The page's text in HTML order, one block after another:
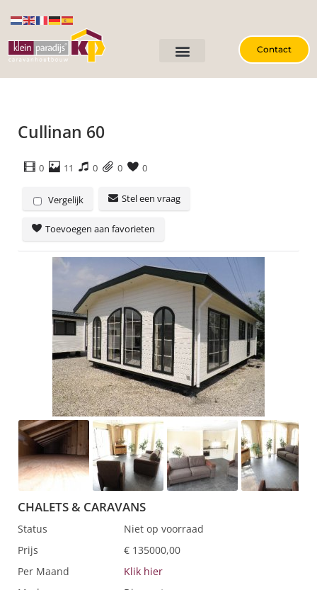
Contact
Cullinan 60
0 11 0 0 0
Vergelijk Stel een vraag
Toevoegen aan favorieten
CHALETS & CARAVANS
Status
Niet op voorraad
Prijs
€ 135000,00
Per Maand
Klik hier